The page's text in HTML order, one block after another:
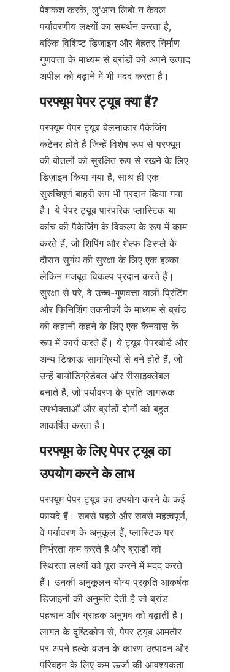
पेशकश करके, लु'आन लिबो न केवल
पर्यावरणीय लक्ष्यों का समर्थन करता है,
बल्कि विशिष्ट डिजाइन और बेहतर निर्माण
गुणवत्ता के माध्यम से ब्रांडों को अपने उत्पाद
अपील को बढ़ाने में भी मदद करता है।
परफ्यूम पेपर ट्यूब बेलनाकार पैकेजिंग
कंटेनर होते हैं जिन्हें विशेष रूप से परफ्यूम
की बोतलों को सुरक्षित रूप से रखने के लिए
डिज़ाइन किया गया है, साथ ही एक
सुरुचिपूर्ण बाहरी रूप भी प्रदान किया गया
है। ये पेपर ट्यूब पारंपरिक प्लास्टिक या
कांच की पैकेजिंग के विकल्प के रूप में काम
करते हैं, जो शिपिंग और शेल्फ डिस्प्ले के
दौरान सुगंध की सुरक्षा के लिए एक हल्का
लेकिन मजबूत विकल्प प्रदान करते हैं।
सुरक्षा से परे, वे उच्च-गुणवत्ता वाली प्रिंटिंग
और फिनिशिंग तकनीकों के माध्यम से ब्रांड
की कहानी कहने के लिए एक कैनवास के
रूप में कार्य करते हैं। ये ट्यूब पेपरबोर्ड और
अन्य टिकाऊ सामग्रियों से बने होते हैं, जो
उन्हें बायोडिग्रेडेबल और रीसाइक्लेबल
बनाते हैं, जो पर्यावरण के प्रति जागरूक
उपभोक्ताओं और ब्रांडों दोनों को बहुत
आकर्षित करता है।
परफ्यूम के लिए पेपर ट्यूब का
परफ्यूम पेपर ट्यूब का उपयोग करने के कई
फायदे हैं। सबसे पहले और सबसे महत्वपूर्ण,
वे पर्यावरण के अनुकूल हैं, प्लास्टिक पर
निर्भरता कम करते हैं और ब्रांडों को
स्थिरता लक्ष्यों को पूरा करने में मदद करते
हैं। उनकी अनुकूलन योग्य प्रकृति आकर्षक
डिजाइनों की अनुमति देती है जो ब्रांड
पहचान और ग्राहक अनुभव को बढ़ाती है।
लागत के दृष्टिकोण से, पेपर ट्यूब आमतौर
पर अपने हल्के वजन के कारण उत्पादन और
परिवहन के लिए कम ऊर्जा की आवश्यकता